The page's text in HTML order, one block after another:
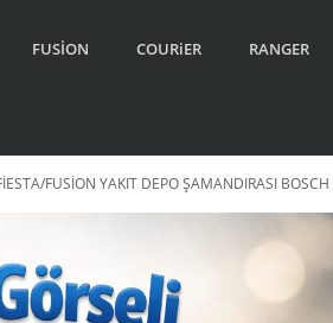
FUSİON COURiER RANGER
FUSİON YAKIT DEPO ŞAMANDIRASI BOSCH